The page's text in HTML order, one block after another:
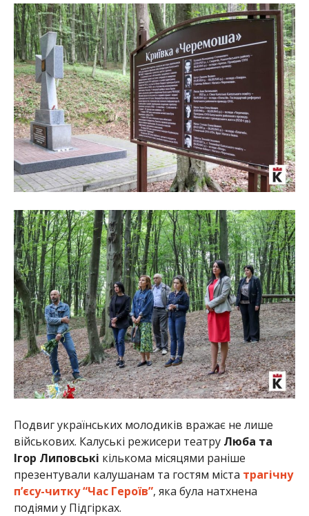
Подвиг українських молодиків вражає не лише
військових. Калуські режисери театру Люба та
Ігор Липовські кількома місяцями раніше
презентували калушанам та гостям міста трагічну
п’єсу-читку “Час Героїв”, яка була натхнена
подіями у Підгірках.